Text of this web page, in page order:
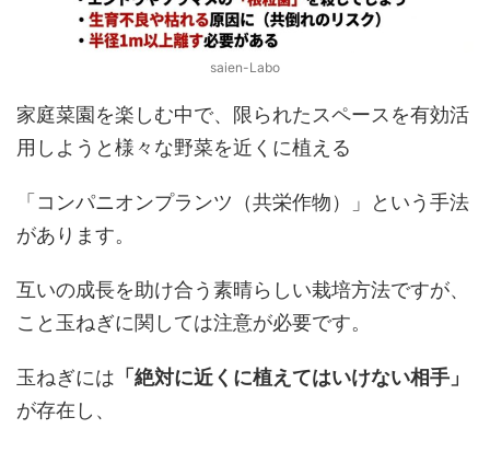
saien-Labo
家庭菜園を楽しむ中で、限られたスペースを有効活
用しようと様々な野菜を近くに植える
「コンパニオンプランツ（共栄作物）」という手法
があります。
互いの成長を助け合う素晴らしい栽培方法ですが、
こと玉ねぎに関しては注意が必要です。
玉ねぎには 「絶対に近くに植えてはいけない相手」
が存在し、